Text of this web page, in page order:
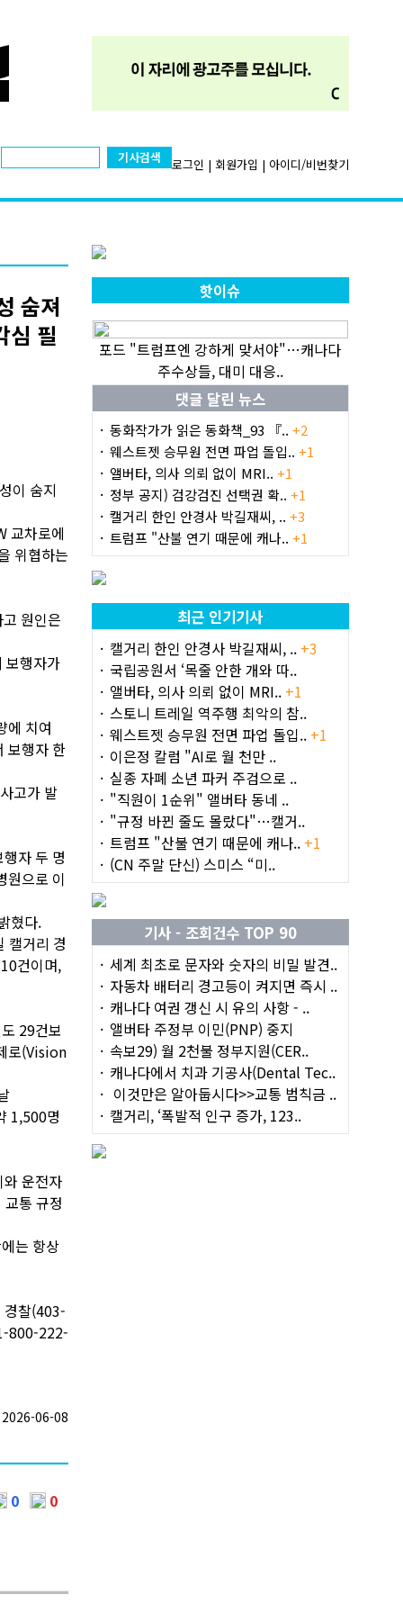
기사검색 로그인 | 회원가입 | 아이디/비번찾기
숨져
심 필
이 숨지
교차로에
위협하는
원인은
보행자가
에 치여
보행자 한
고가 발
자 두 명
원으로 이
혔다.
캘거리 경
건이며,
29건보
로(Vision
1,500명
운전자
통 규정
는 항상
경찰(403-
800-222-
2026-06-08
0
0
핫이슈
포드 "트럼프엔 강하게 맞서야"…캐나다
주수상들, 대미 대응..
댓글 달린 뉴스
동화작가가 읽은 동화책_93 『.. +2
웨스트젯 승무원 전면 파업 돌입.. +1
앨버타, 의사 의뢰 없이 MRI.. +1
정부 공지) 검강검진 선택권 확.. +1
캘거리 한인 안경사 박길재씨, .. +3
트럼프 "산불 연기 때문에 캐나.. +1
최근 인기기사
캘거리 한인 안경사 박길재씨, .. +3
국립공원서 ‘목줄 안한 개와 따..
앨버타, 의사 의뢰 없이 MRI.. +1
스토니 트레일 역주행 최악의 참..
웨스트젯 승무원 전면 파업 돌입.. +1
이은정 칼럼 "AI로 월 천만 ..
실종 자폐 소년 파커 주검으로 ..
"직원이 1순위" 앨버타 동네 ..
"규정 바뀐 줄도 몰랐다"…캘거..
트럼프 "산불 연기 때문에 캐나.. +1
(CN 주말 단신) 스미스 “미..
기사 - 조회건수 TOP 90
세계 최초로 문자와 숫자의 비밀 발견..
자동차 배터리 경고등이 켜지면 즉시 ..
캐나다 여권 갱신 시 유의 사항 - ..
앨버타 주정부 이민(PNP) 중지
속보29) 월 2천불 정부지원(CER..
캐나다에서 치과 기공사(Dental Tec..
이것만은 알아둡시다>>교통 범칙금 ..
캘거리, ‘폭발적 인구 증가, 123..